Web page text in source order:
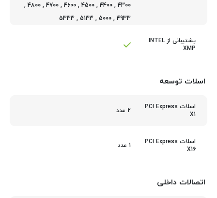
4300
,
4400
,
4500
,
4600
,
4700
,
4800
,
4933
,
5000
,
5133
,
5333
پشتیبانی از INTEL
XMP
اسلات توسعه
اسلات PCI Express
X1
2 عدد
اسلات PCI Express
X16
1 عدد
اتصالات داخلی